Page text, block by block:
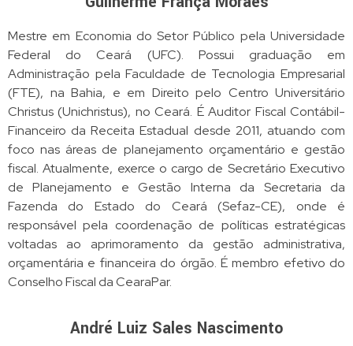
Mestre em Economia do Setor Público pela Universidade
Federal do Ceará (UFC). Possui graduação em
Administração pela Faculdade de Tecnologia Empresarial
(FTE), na Bahia, e em Direito pelo Centro Universitário
Christus (Unichristus), no Ceará. É Auditor Fiscal Contábil-
Financeiro da Receita Estadual desde 2011, atuando com
foco nas áreas de planejamento orçamentário e gestão
fiscal.Atualmente, exerce o cargo de Secretário Executivo
de Planejamento e Gestão Interna da Secretaria da
Fazenda do Estado do Ceará (Sefaz-CE), onde é
responsável pela coordenação de políticas estratégicas
voltadas ao aprimoramento da gestão administrativa,
orçamentária e financeira do órgão. É membro efetivo do
Conselho Fiscal da CearaPar.
André Luiz Sales Nascimento